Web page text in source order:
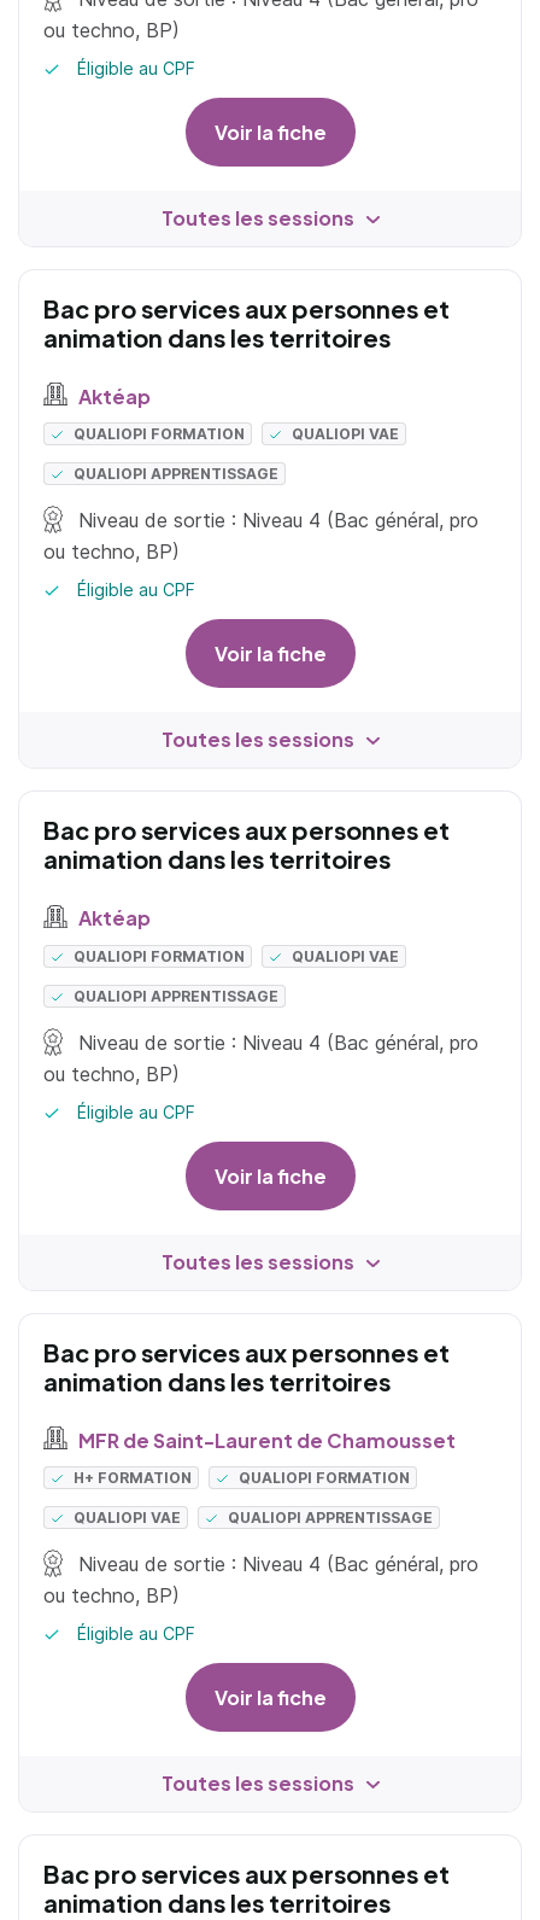
ou techno, BP)
Éligible au CPF
Voir la fiche
Toutes les sessions
Bac pro services aux personnes et
animation dans les territoires
Aktéap
QUALIOPI FORMATION QUALIOPI VAE
QUALIOPI APPRENTISSAGE
Niveau de sortie : Niveau 4 (Bac général, pro
ou techno, BP)
Éligible au CPF
Voir la fiche
Toutes les sessions
Bac pro services aux personnes et
animation dans les territoires
Aktéap
QUALIOPI FORMATION QUALIOPI VAE
QUALIOPI APPRENTISSAGE
Niveau de sortie : Niveau 4 (Bac général, pro
ou techno, BP)
Éligible au CPF
Voir la fiche
Toutes les sessions
Bac pro services aux personnes et
animation dans les territoires
MFR de Saint-Laurent de Chamousset
H+ FORMATION QUALIOPI FORMATION
QUALIOPI VAE QUALIOPI APPRENTISSAGE
Niveau de sortie : Niveau 4 (Bac général, pro
ou techno, BP)
Éligible au CPF
Voir la fiche
Toutes les sessions
Bac pro services aux personnes et
animation dans les territoires